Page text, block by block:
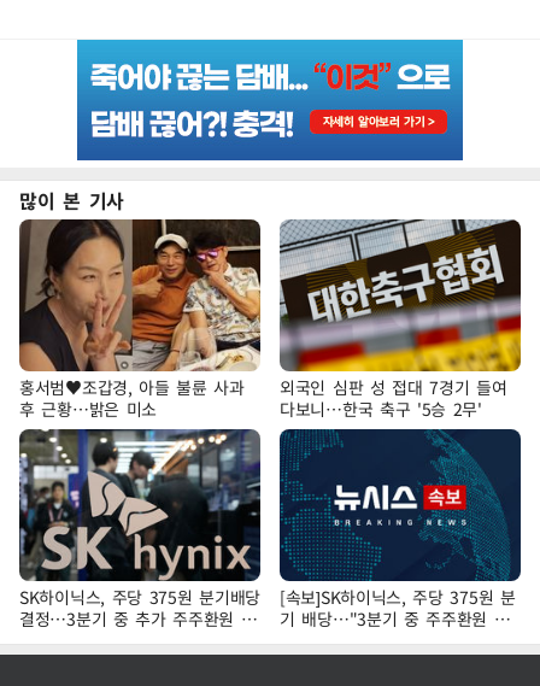
많이 본 기사
홍서범♥조갑경, 아들 불륜 사과
후 근황…밝은 미소
외국인 심판 성 접대 7경기 들여
다보니…한국 축구 '5승 2무'
SK하이닉스, 주당 375원 분기배당
결정…3분기 중 추가 주주환원 발
표
[속보]SK하이닉스, 주당 375원 분
기 배당…"3분기 중 주주환원 방
안 확정"